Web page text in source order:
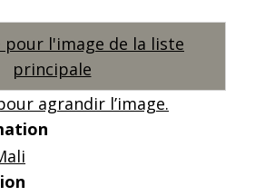
agrandir l’image.